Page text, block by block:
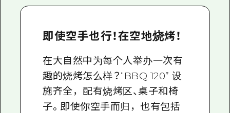
即使空手也行！在空地烧烤！
在大自然中为每个人举办一次有
趣的烧烤怎么样？“BBQ 120” 设
施齐全，配有烧烤区、桌子和椅
子。即使你空手而归，也有包括